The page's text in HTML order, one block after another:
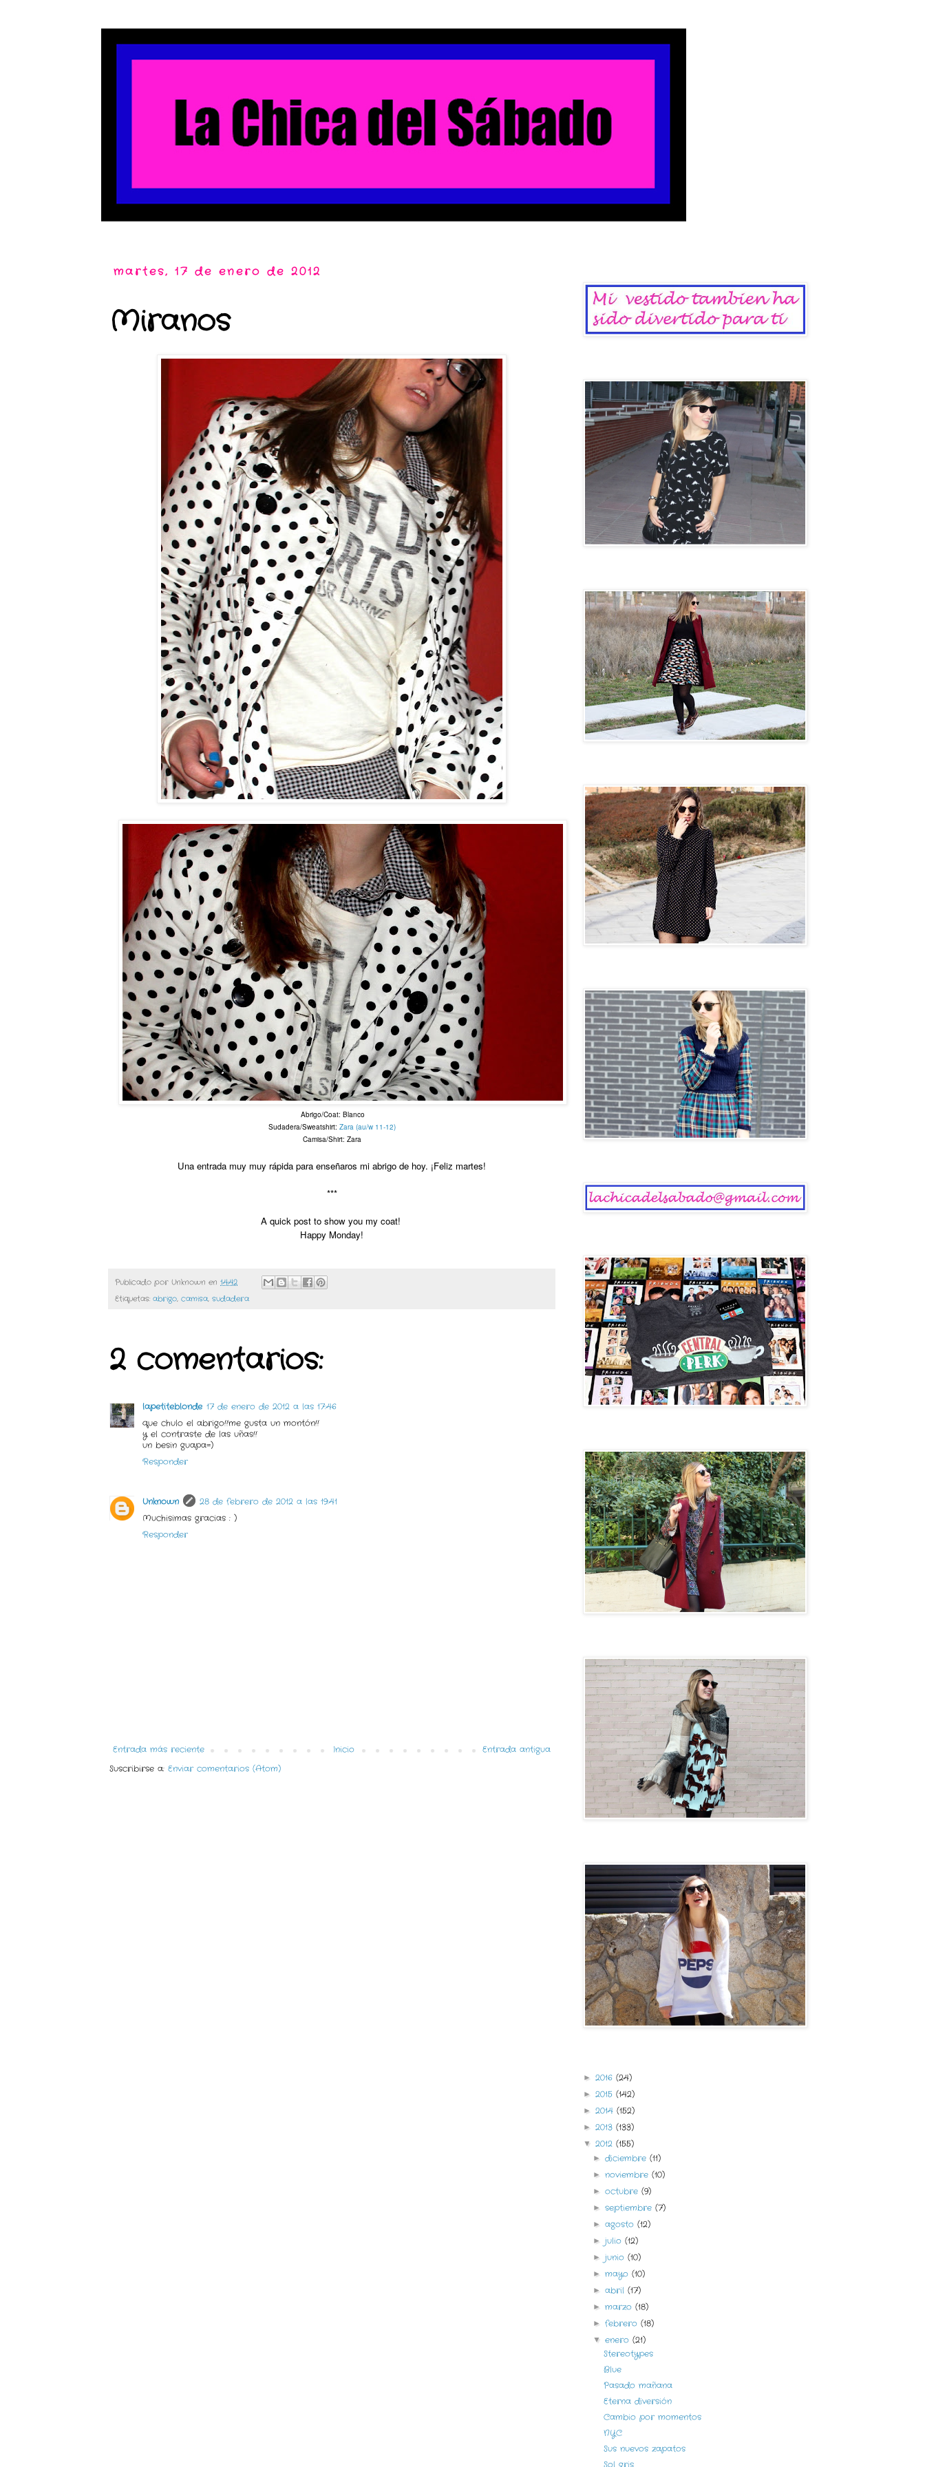
martes, 17 de enero de 2012
Miranos
Abrigo/Coat: Blanco
Sudadera/Sweatshirt: Zara (au/w 11-12)
Camisa/Shirt: Zara
Una entrada muy muy rápida para enseñaros mi abrigo de hoy. ¡Feliz martes!
***
A quick post to show you my coat!
Happy Monday!
Publicado por Unknown en 14:42
Etiquetas: abrigo, camisa, sudadera
2 comentarios:
lapetiteblonde 17 de enero de 2012 a las 17:46
que chulo el abrigo!!me gusta un montón!!
y el contraste de las uñas!!
un besin guapa=)
Responder
Unknown
28 de febrero de 2012 a las 19:41
Muchisimas gracias : )
Responder
Entrada más reciente Entrada antigua
Inicio
Suscribirse a: Enviar comentarios (Atom)
► 2016 (24)
► 2015 (142)
► 2014 (152)
► 2013 (133)
▼ 2012 (155)
►diciembre(11)
►noviembre(10)
►octubre(9)
►septiembre(7)
►agosto(12)
►julio(12)
►junio(10)
►mayo(10)
►abril(17)
►marzo(18)
►febrero(18)
▼enero(21)
Stereotypes
Blue
Pasado mañana
Eterna diversión
Cambio por momentos
NYC
Sus nuevos zapatos
Sol gris